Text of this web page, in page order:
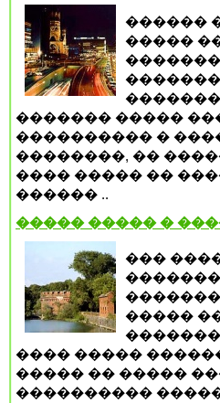
������
�����
������� �����
���������� �
��������, ��
���� ����� ��
������ ..
����� ����� �
���
�����
���� �����
����� �� �����
����������